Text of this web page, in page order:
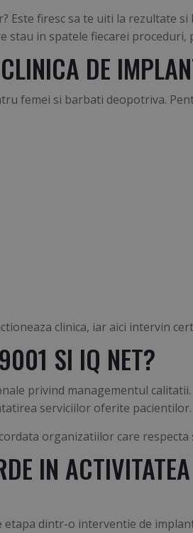
firesc sa te uiti la rezultate
in spatele fiecarei proceduri,
DE
femei si barbati deopotriva.
clinica, iar aici intervin
SI IQ NET?
privind managementul
serviciilor oferite pacientilor.
organizatiilor care
IN
dintr-o interventie de